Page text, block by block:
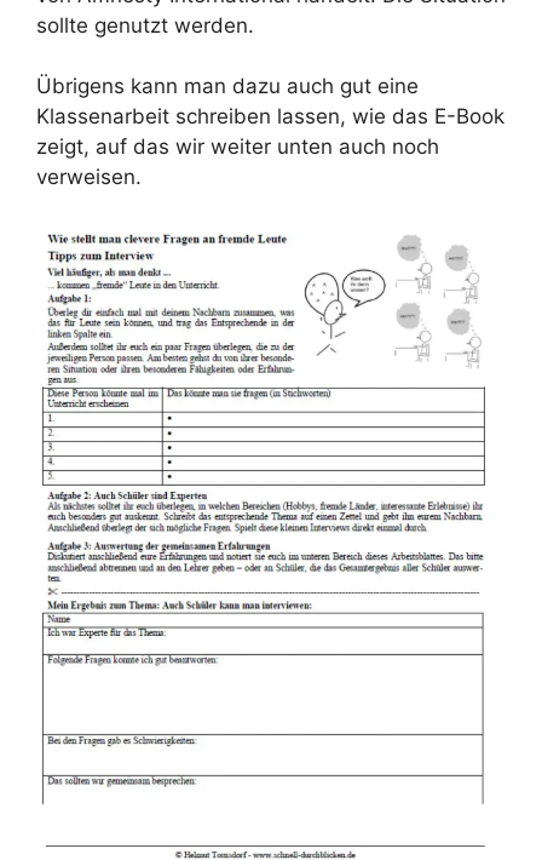
sollte genutzt werden.
Übrigens kann man dazu auch gut eine
Klassenarbeit schreiben lassen, wie das E-Book
zeigt, auf das wir weiter unten auch noch
verweisen.